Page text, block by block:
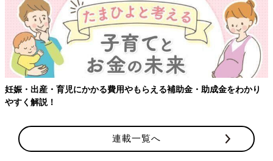
妊娠・出産・育児にかかる費用やもらえる補助金・助成金をわかり
やすく解説！
連載一覧へ